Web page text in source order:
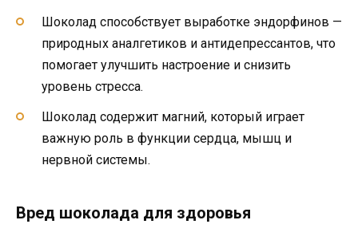
Шоколад способствует выработке эндорфинов —
природных аналгетиков и антидепрессантов, что
помогает улучшить настроение и снизить
уровень стресса.
Шоколад содержит магний, который играет
важную роль в функции сердца, мышц и
нервной системы.
Вред шоколада для здоровья